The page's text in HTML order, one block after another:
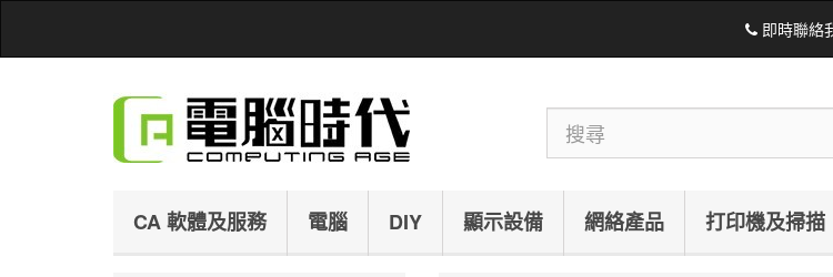
即時聯絡
CA 軟體及服務 電腦 DIY 顯示設備 網絡產品 打印機及掃描